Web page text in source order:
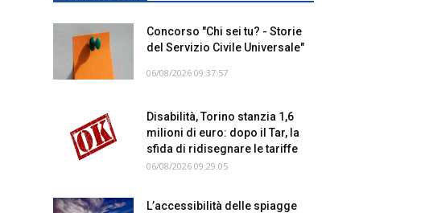
Concorso "Chi sei tu? - Storie
del Servizio Civile Universale"
06/08/2026 09:37:57
Disabilità, Torino stanzia 1,6
milioni di euro: dopo il Tar, la
sfida di ridisegnare le tariffe
06/08/2026 09:29:05
L’accessibilità delle spiagge